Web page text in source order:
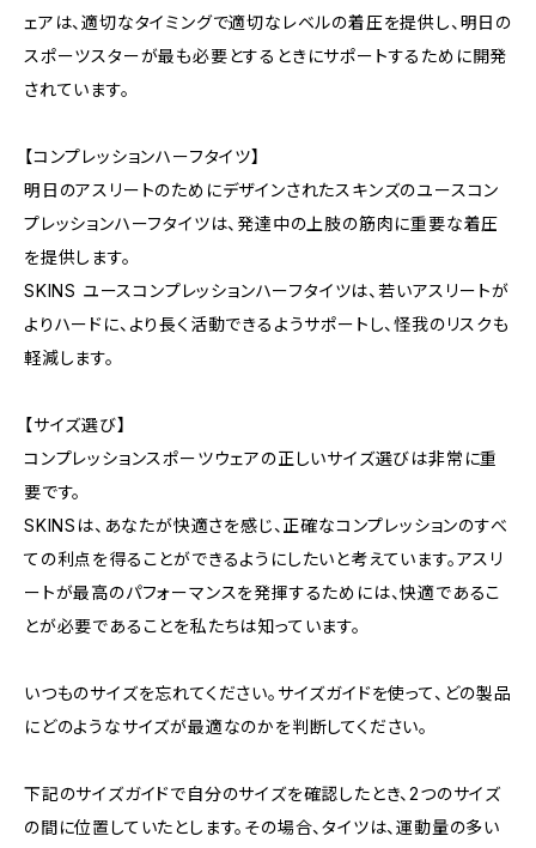
ェアは、適切なタイミングで適切なレベルの着圧を提供し、明日の
スポーツスターが最も必要とするときにサポートするために開発
されています。
【コンプレッションハーフタイツ】
明日のアスリートのためにデザインされたスキンズのユースコン
プレッションハーフタイツは、発達中の上肢の筋肉に重要な着圧
を提供します。
SKINS ユースコンプレッションハーフタイツは、若いアスリートが
よりハードに、より長く活動できるようサポートし、怪我のリスクも
軽減します。
【サイズ選び】
コンプレッションスポーツウェアの正しいサイズ選びは非常に重
要です。
SKINSは、あなたが快適さを感じ、正確なコンプレッションのすべ
ての利点を得ることができるようにしたいと考えています。アスリ
ートが最高のパフォーマンスを発揮するためには、快適であるこ
とが必要であることを私たちは知っています。
いつものサイズを忘れてください。サイズガイドを使って、どの製品
にどのようなサイズが最適なのかを判断してください。
下記のサイズガイドで自分のサイズを確認したとき、2つのサイズ
の間に位置していたとします。その場合、タイツは、運動量の多い